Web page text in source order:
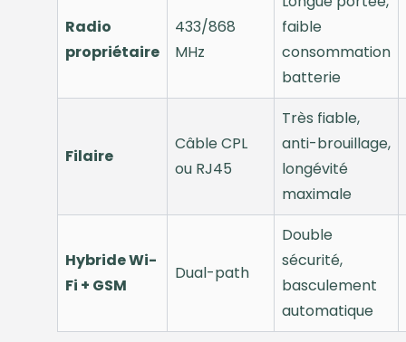
Radio
propriétaire
433/868
MHz
faible
consommation
batterie
Filaire
Câble CPL
ou RJ45
Très fiable,
anti-brouillage,
longévité
maximale
Hybride Wi-
Fi + GSM
Dual-path
Double
sécurité,
basculement
automatique